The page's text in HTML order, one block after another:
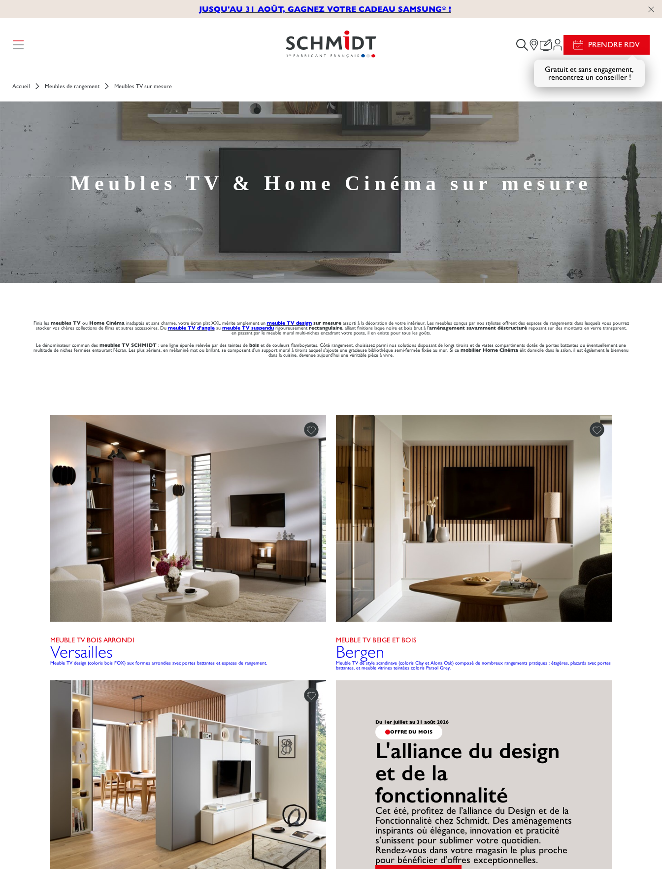
JUSQU'AU 31 AOÛT, GAGNEZ VOTRE CADEAU SAMSUNG* !
PRENDRE RDV
Gratuit et sans engagement,
rencontrez un conseiller !
Accueil Meubles de rangement Meubles TV sur mesure
Meubles TV & Home Cinéma sur mesure
Finis les meubles TVou Home Cinéma inadaptés et sans charme, votre écran plat XXL mérite amplement un meuble TV designsur mesureassorti à la décoration de votre intérieur. Les meubles conçus par nos stylistes offrent des espaces de rangements dans lesquels vous pourrez
stocker vos chères collections de films et autres accessoires. Du meuble TV d'angleau meuble TV suspendurigoureusementrectangulaire, alliant finitions laque noire et bois brut à l'aménagement savamment déstructuréreposant sur des montants en verre transparent,
en passant par le meuble mural multi-niches encadrant votre poste, il en existe pour tous les goûts.
Le dénominateur commun des meubles TV SCHMIDT : une ligne épurée relevée par des teintes de bois et de couleurs flamboyantes. Côté rangement, choisissez parmi nos solutions disposant de longs tiroirs et de vastes compartiments dotés de portes battantes ou éventuellement une
multitude de niches fermées entourant l'écran. Les plus aériens, en mélaminé mat ou brillant, se composent d'un support mural à tiroirs auquel s'ajoute une gracieuse bibliothèque semi-fermée fixée au mur. Si ce mobilier Home Cinéma élit domicile dans le salon, il est également le bienvenu
dans la cuisine, devenue aujourd'hui une véritable pièce à vivre.
MEUBLE TV BOIS ARRONDI
Versailles
Meuble TV design (coloris bois FOX) aux formes arrondies avec portes battantes et espaces de rangement.
MEUBLE TV BEIGE ET BOIS
Bergen
Meuble TV de style scandinave (coloris Clay et Alona Oak) composé de nombreux rangements pratiques : étagères, placards avec portes
battantes, et meuble vitrines teintées coloris Parsol Grey.
Du 1er juillet au 31 août 2026
OFFRE DU MOIS
L'alliance du design
et de la
fonctionnalité
Cet été, profitez de l’alliance du Design et de la
Fonctionnalité chez Schmidt. Des aménagements
inspirants où élégance, innovation et praticité
s’unissent pour sublimer votre quotidien.
Rendez-vous dans votre magasin le plus proche
pour bénéficier d'offres exceptionnelles.